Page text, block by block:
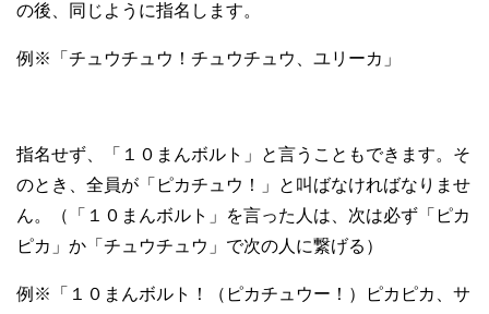
の後、同じように指名します。
例※「チュウチュウ！チュウチュウ、ユリーカ」
指名せず、「１０まんボルト」と言うこともできます。そ
のとき、全員が「ピカチュウ！」と叫ばなければなりませ
ん。（「１０まんボルト」を言った人は、次は必ず「ピカ
ピカ」か「チュウチュウ」で次の人に繋げる）
例※「１０まんボルト！（ピカチュウー！）ピカピカ、サ